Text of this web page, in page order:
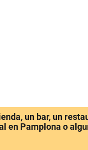
un bar, un
en Pamplona o